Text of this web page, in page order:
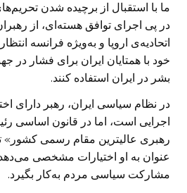
ما با استقبال از برچیده شدن
در پی اجرای توافق هسته‌ای، از
اتحادیه‌ی اروپا و به‌ویژه فرانسه
خود با همتایان ایران برای فشار
بشر در ایران استفاده کنند.
در نظام سیاسی ایران، رهبر دارای
اجرایی است، اما در قانون اساسی
رهبری عالیترین مقام رسمی کشور»
عنوان به او اختیارات مشخصی
مشارکت سیاسی مردم به‌کار بگیرد.